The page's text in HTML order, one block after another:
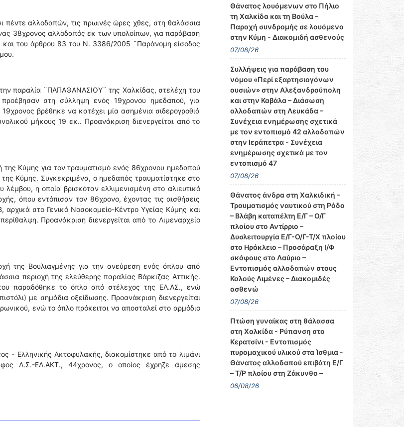
πέντε αλλοδαπών, τις πρωινές ώρες χθες, στη θαλάσσια
38χρονος αλλοδαπός εκ των υπολοίπων, για παράβαση
του άρθρου 83 του Ν. 3386/2005 ¨Παράνομη είσοδος
παραλία ¨ΠΑΠΑΘΑΝΑΣΙΟΥ¨ της Χαλκίδας, στελέχη του
στη σύλληψη ενός 19χρονου ημεδαπού, για
βρέθηκε να κατέχει μία ασημένια σιδερογροθιά
μήκους 19 εκ.. Προανάκριση διενεργείται από το
Κύμης για τον τραυματισμό ενός 86χρονου ημεδαπού
της Κύμης. Συγκεκριμένα, ο ημεδαπός τραυματίστηκε στο
η οποία βρισκόταν ελλιμενισμένη στο αλιευτικό
όπου εντόπισαν τον 86χρονο, έχοντας τις αισθήσεις
στο Γενικό Νοσοκομείο-Κέντρο Υγείας Κύμης και
Προανάκριση διενεργείται από το Λιμεναρχείο
της Βουλιαγμένης για την ανεύρεση ενός όπλου από
περιοχή της ελεύθερης παραλίας Βάρκιζας Αττικής.
παραδόθηκε το όπλο από στέλεχος της ΕΛ.ΑΣ., ενώ
με σημάδια οξείδωσης. Προανάκριση διενεργείται
ενώ το όπλο πρόκειται να αποσταλεί στο αρμόδιο
- Ελληνικής Ακτοφυλακής, διακομίστηκε από το λιμάνι
Λ.Σ.-ΕΛ.ΑΚΤ., 44χρονος, ο οποίος έχρηζε άμεσης
Θάνατος λουόμενων στο Πήλιο
τη Χαλκίδα και τη Βούλα –
Παροχή συνδρομής σε λουόμενο
στην Κύμη - Διακομιδή ασθενούς
07/08/26
Συλλήψεις για παράβαση του
νόμου «Περί εξαρτησιογόνων
ουσιών» στην Αλεξανδρούπολη
και στην Καβάλα – Διάσωση
αλλοδαπών στη Λευκάδα –
Συνέχεια ενημέρωσης σχετικά
με τον εντοπισμό 42 αλλοδαπών
στην Ιεράπετρα - Συνέχεια
ενημέρωσης σχετικά με τον
εντοπισμό 47
07/08/26
Θάνατος άνδρα στη Χαλκιδική –
Τραυματισμός ναυτικού στη Ρόδο
– Βλάβη καταπέλτη Ε/Γ – Ο/Γ
πλοίου στο Αντίρριο –
Δυσλειτουργία Ε/Γ-Ο/Γ-Τ/Χ πλοίου
στο Ηράκλειο – Προσάραξη Ι/Φ
σκάφους στο Λαύριο –
Εντοπισμός αλλοδαπών στους
Καλούς Λιμένες – Διακομιδές
ασθενώ
07/08/26
Πτώση γυναίκας στη θάλασσα
στη Χαλκίδα - Ρύπανση στο
Κερατσίνι - Εντοπισμός
πυρομαχικού υλικού στα Ίσθμια -
Θάνατος αλλοδαπού επιβάτη Ε/Γ
– Τ/Ρ πλοίου στη Ζάκυνθο –
06/08/26